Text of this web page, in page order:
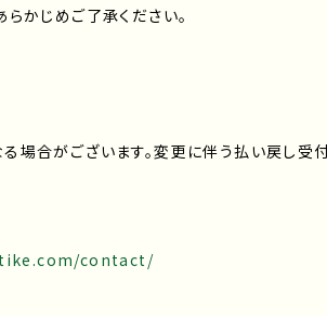
かじめご了承ください。
場合がございます。変更に伴う払い戻し受
contact/